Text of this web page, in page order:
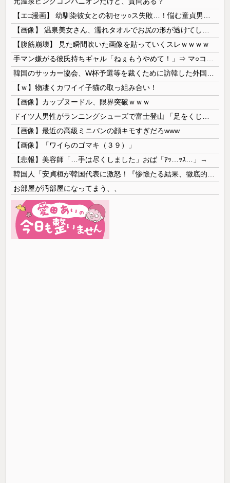
【腹筋崩壊】 見た瞬間吹いた画像を貼っていくスレｗｗｗｗ
【ｗ】物凄くカワイイ子猫の取っ組み合い！
【画像】カップヌードル、限界突破ｗｗｗ
【画像】最近の高級ミニバンの顔キモすぎだろwww
【画像】「ワイらのゴマキ（３９）」
【悲報】美容師「…手は尽くしました」おば「ｱｯ…ｯｽ…」→
お部屋が汚部屋になってまう、、